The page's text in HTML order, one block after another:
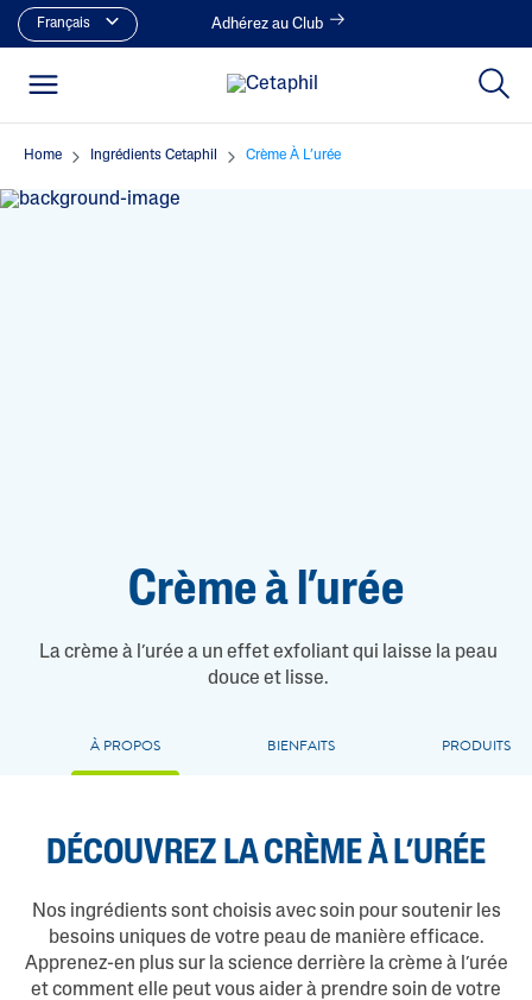
Français Adhérez au Club
Home Ingrédients Cetaphil Crème À L’urée
Crème à l’urée
La crème à l’urée a un effet exfoliant qui laisse la peau
douce et lisse.
À PROPOS BIENFAITS PRODUITS
DÉCOUVREZ LA CRÈME À L’URÉE
Nos ingrédients sont choisis avec soin pour soutenir les
besoins uniques de votre peau de manière efficace.
Apprenez-en plus sur la science derrière la crème à l’urée
et comment elle peut vous aider à prendre soin de votre